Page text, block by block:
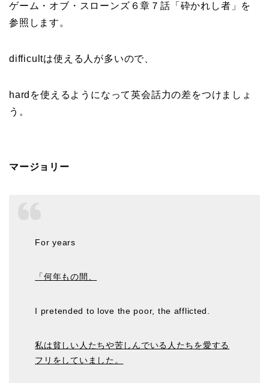
ゲーム・オブ・スローンズ６章７話「砕かれし者」を
参照します。
difficultは使える人が多いので、
hardを使えるようになって英会話力の差をつけましょ
う。
マージョリー
For years
「何年もの間、
I pretended to love the poor, the afflicted.
私は貧しい人たちや苦しんでいる人たちを愛する
フリをしていました。